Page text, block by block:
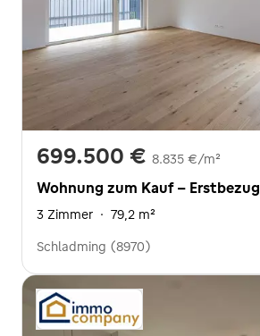
699.500 € 8.835 €/m²
Wohnung zum Kauf - Erstbezug
3 Zimmer · 79,2 m²
Schladming (8970)